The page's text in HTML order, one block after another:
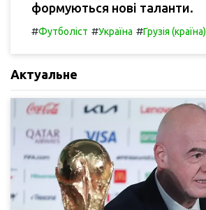
формуються нові таланти.
#Футболіст #Україна #Грузія (країна)
Актуальне